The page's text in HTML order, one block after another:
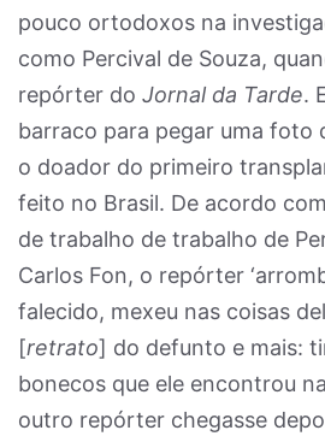
pouco ortodoxos na
como Percival de Souza,
repórter do Jornal da Tarde.
barraco para pegar uma foto
o doador do primeiro
feito no Brasil. De acordo
de trabalho de trabalho de
Carlos Fon, o repórter
falecido, mexeu nas coisas
[retrato] do defunto e mais:
bonecos que ele encontrou
outro repórter chegasse